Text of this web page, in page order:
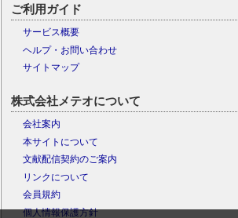
ご利用ガイド
サービス概要
ヘルプ・お問い合わせ
サイトマップ
株式会社メテオについて
会社案内
本サイトについて
文献配信契約のご案内
リンクについて
会員規約
個人情報保護方針